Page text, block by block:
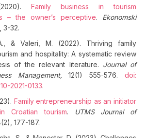
Family business in tourism
– the owner’s perceptive. Ekonomski
3-32.
& Valeri, M. (2022). Thriving family
and hospitality: A systematic review
of the relevant literature. Journal of
Management, 12(1) 555-576.doi:
2021-0133.
Family entrepreneurship as an initiator
Croatian tourism.
UTMS Journal of
177-187.